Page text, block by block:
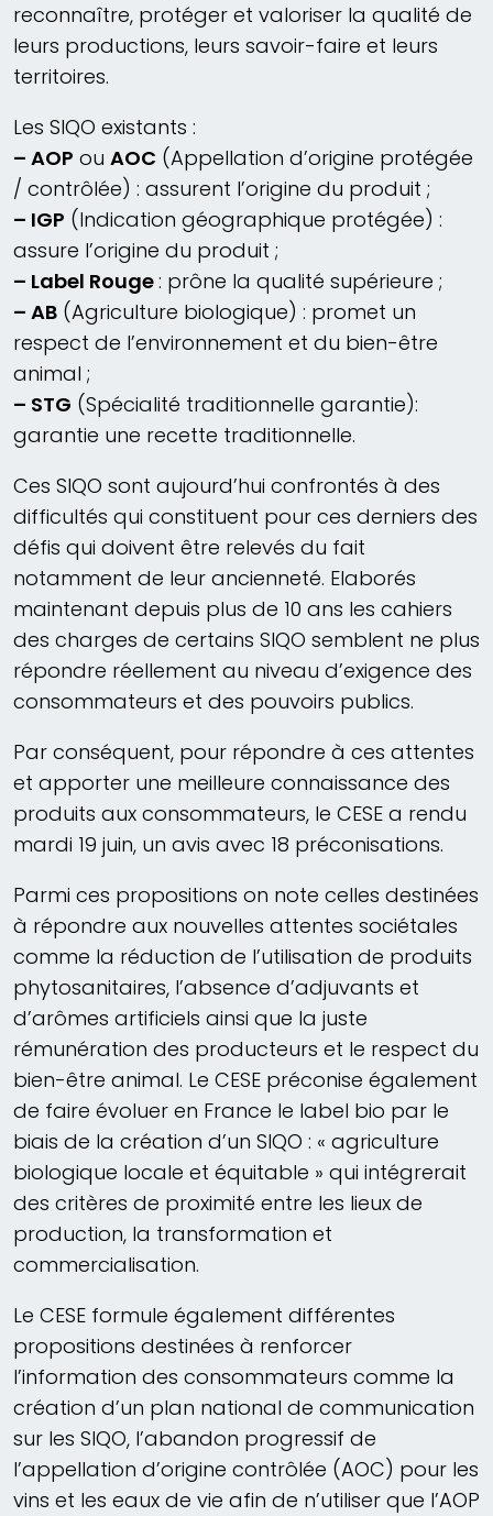
reconnaître, protéger et valoriser la qualité de
leurs productions, leurs savoir-faire et leurs
territoires.
Les SIQO existants :
– AOP ou AOC (Appellation d’origine protégée
/ contrôlée) : assurent l’origine du produit ;
– IGP (Indication géographique protégée) :
assure l’origine du produit ;
– Label Rouge: prône la qualité supérieure ;
– AB (Agriculture biologique) : promet un
respect de l’environnement et du bien-être
animal ;
– STG (Spécialité traditionnelle garantie):
garantie une recette traditionnelle.
Ces SIQO sont aujourd’hui confrontés à des
difficultés qui constituent pour ces derniers des
défis qui doivent être relevés du fait
notamment de leur ancienneté. Elaborés
maintenant depuis plus de 10 ans les cahiers
des charges de certains SIQO semblent ne plus
répondre réellement au niveau d’exigence des
consommateurs et des pouvoirs publics.
Par conséquent, pour répondre à ces attentes
et apporter une meilleure connaissance des
produits aux consommateurs, le CESE a rendu
mardi 19 juin, un avis avec 18 préconisations.
Parmi ces propositions on note celles destinées
à répondre aux nouvelles attentes sociétales
comme la réduction de l’utilisation de produits
phytosanitaires, l’absence d’adjuvants et
d’arômes artificiels ainsi que la juste
rémunération des producteurs et le respect du
bien-être animal. Le CESE préconise également
de faire évoluer en France le label bio par le
biais de la création d’un SIQO : « agriculture
biologique locale et équitable » qui intégrerait
des critères de proximité entre les lieux de
production, la transformation et
commercialisation.
Le CESE formule également différentes
propositions destinées à renforcer
l’information des consommateurs comme la
création d’un plan national de communication
sur les SIQO, l’abandon progressif de
l’appellation d’origine contrôlée (AOC) pour les
vins et les eaux de vie afin de n’utiliser que l’AOP